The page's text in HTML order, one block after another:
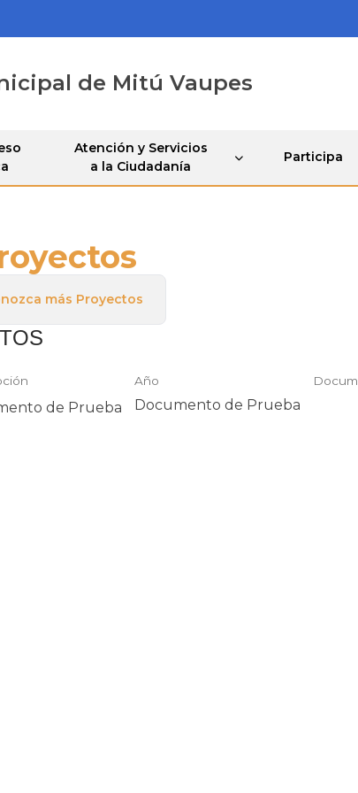
de Mitú Vaupes
Atención y Servicios
a la Ciudadanía
Participa
más Proyectos
Año
de Prueba Documento de Prueba